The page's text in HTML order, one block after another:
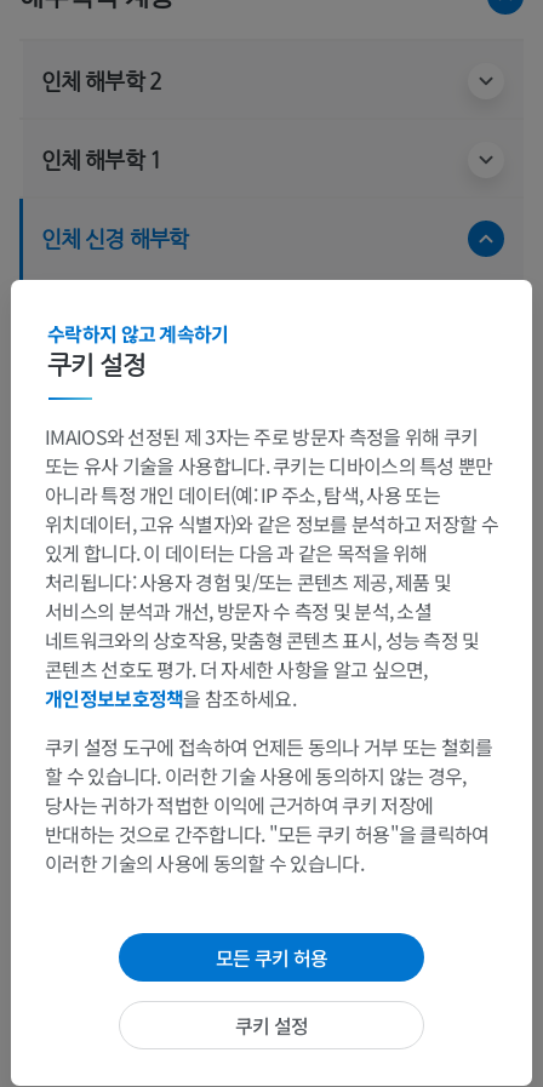
인체 해부학 2
인체 해부학 1
인체 신경 해부학
감각기관> 후각기관> 후각점막>
하위 구조:이 부위는 하위 해부 구조가 없습니다
동물 비교 해부학
번역
문제를 발견하셨나요?
연락 주세요.
문제 보고
쿠키 설정
수락하지 않고 계속하기
IMAIOS와 선정된 제 3자는 주로 방문자 측정을 위해 쿠키
또는 유사 기술을 사용합니다. 쿠키는 디바이스의 특성 뿐만
아니라 특정 개인 데이터(예: IP 주소, 탐색, 사용 또는
위치데이터, 고유 식별자)와 같은 정보를 분석하고 저장할 수
있게 합니다. 이 데이터는 다음 과 같은 목적을 위해
처리됩니다: 사용자 경험 및/또는 콘텐츠 제공, 제품 및
서비스의 분석과 개선, 방문자 수 측정 및 분석, 소셜
네트워크와의 상호작용, 맞춤형 콘텐츠 표시, 성능 측정 및
콘텐츠 선호도 평가. 더 자세한 사항을 알고 싶으면,
개인정보보호정책을 참조하세요.
쿠키 설정 도구에 접속하여 언제든 동의나 거부 또는 철회를
할 수 있습니다. 이러한 기술 사용에 동의하지 않는 경우,
당사는 귀하가 적법한 이익에 근거하여 쿠키 저장에
반대하는 것으로 간주합니다. "모든 쿠키 허용"을 클릭하여
이러한 기술의 사용에 동의할 수 있습니다.
모든 쿠키 허용
쿠키 설정